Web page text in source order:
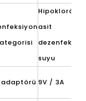
Hipokloröz
asit
suyu
adaptörü 9V / 3A